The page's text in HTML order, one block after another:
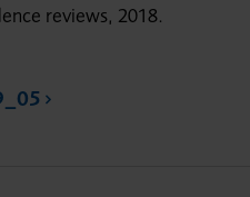
reviews, 2018.